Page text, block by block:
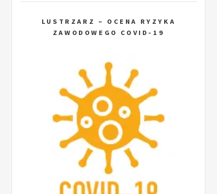
LUSTRZARZ – OCENA RYZYKA
ZAWODOWEGO COVID-19